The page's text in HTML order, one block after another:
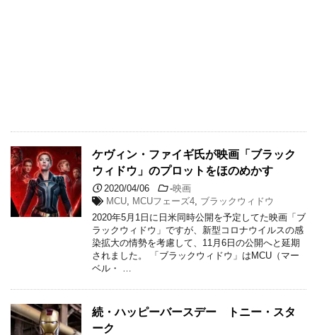
ケヴィン・ファイギ氏が映画「ブラック
ウィドウ」のプロットをほのめかす
2020/04/06 -映画
MCU
MCUフェーズ4
ブラックウィドウ
2020年5月1日に日米同時公開を予定してた映画「ブ
ラックウィドウ」ですが、新型コロナウイルスの感
染拡大の情勢を考慮して、11月6日の公開へと延期
されました。 「ブラックウィドウ」はMCU（マー
ベル・ …
続・ハッピーバースデー トニー・スタ
ーク